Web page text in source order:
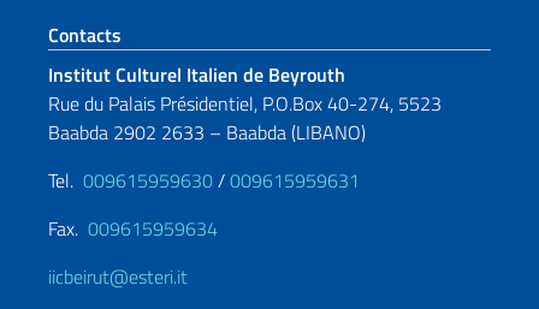
Section de pied de page
Contacts
Institut Culturel Italien de Beyrouth
Rue du Palais Présidentiel, P.O.Box 40-274, 5523
Baabda 2902 2633 – Baabda (LIBANO)
Tel. 009615959630/009615959631
Fax. 009615959634
iicbeirut@esteri.it